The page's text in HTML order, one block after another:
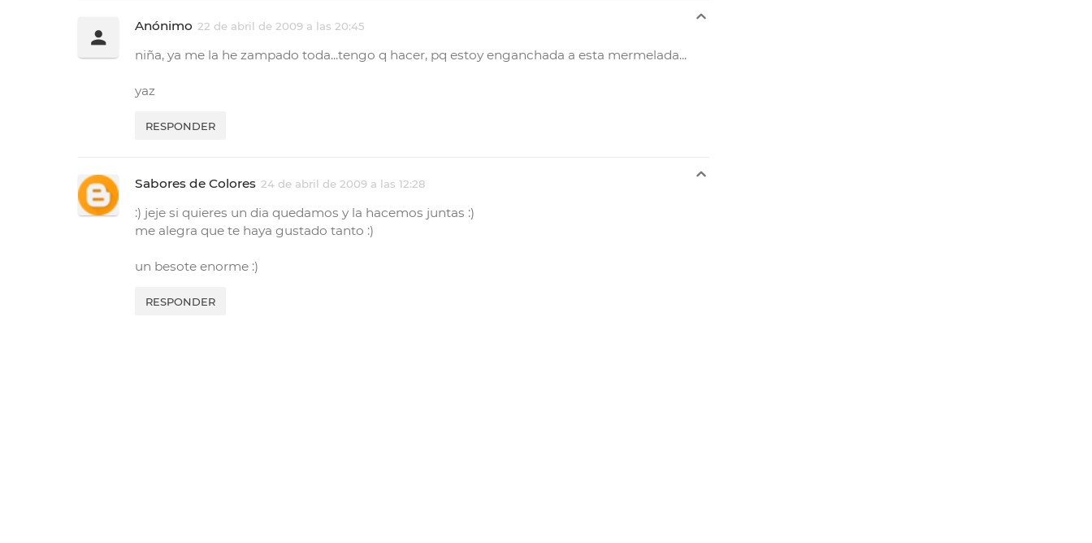
Anónimo 22 de abril de 2009 a las 20:45
niña, ya me la he zampado toda...tengo q hacer, pq estoy enganchada a esta mermelada...
yaz
RESPONDER
Sabores de Colores 24 de abril de 2009 a las 12:28
:) jeje si quieres un dia quedamos y la hacemos juntas :)
me alegra que te haya gustado tanto :)
un besote enorme :)
RESPONDER